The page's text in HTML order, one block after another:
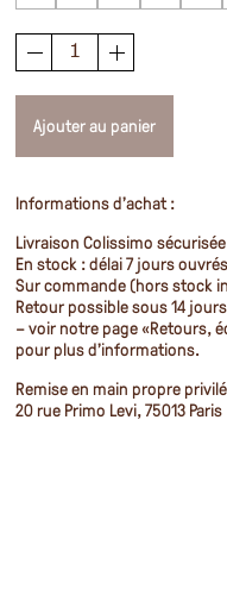
Ajouter au panier
Informations d’achat :
Livraison Colissimo
En stock : délai 7 jours ouvrés
Sur commande (hors stock
Retour possible sous 14 jours
– voir notre page«Retours,
pour plus d’informations.
Remise en main propre
20 rue Primo Levi, 75013 Paris